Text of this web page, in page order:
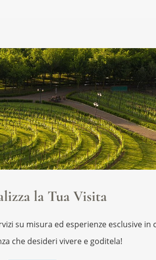
la Tua Visita
su misura ed esperienze esclusive in
che desideri vivere e goditela!